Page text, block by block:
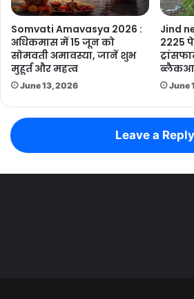
Somvati Amavasya 2026 :
अधिकमास में 15 जून को
सोमवती अमावस्या, जानें शुभ
मुहूर्त और महत्व
June 13, 2026
Jind
2225
June
Leave a Reply